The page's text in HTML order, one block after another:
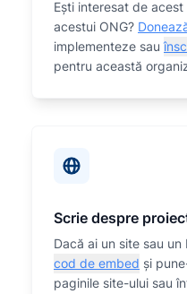
Eşti interesat de
acestui ONG?
implementeze sau
pentru această
Scrie despre
Dacă ai un site sau
cod de embed și
paginile site-ului sau